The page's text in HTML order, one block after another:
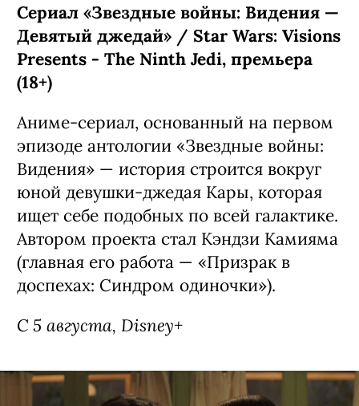
Сериал «Звездные войны: Видения —
Девятый джедай» / Star Wars: Visions
Presents - The Ninth Jedi, премьера
(18+)
Аниме-сериал, основанный на первом
эпизоде антологии «Звездные войны:
Видения» — история строится вокруг
юной девушки-джедая Кары, которая
ищет себе подобных по всей галактике.
Автором проекта стал Кэндзи Камияма
(главная его работа — «Призрак в
доспехах: Синдром одиночки»).
С 5 августа, Disney+